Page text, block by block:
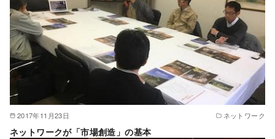
2017年11月23日 ネットワーク
ネットワークが「市場創造」の基本